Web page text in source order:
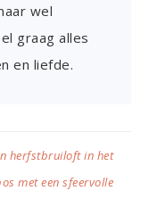
wel
graag alles
en liefde.
herfstbruiloft in het
met een sfeervolle